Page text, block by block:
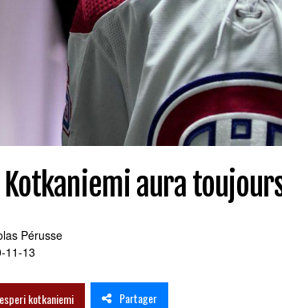
aura toujours
Pérusse
11-13
kotkaniemi Partager